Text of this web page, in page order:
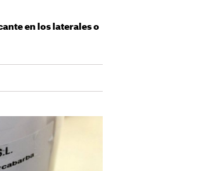
en los laterales o